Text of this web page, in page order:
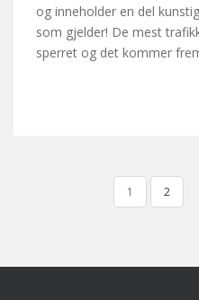
og inneholder en del
som gjelder! De mest
sperret og det kommer
PAGINATION
1 2